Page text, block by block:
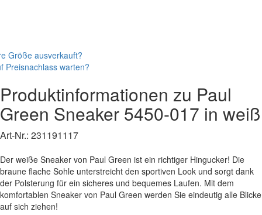
Größe ausverkauft?
Preisnachlass warten?
Produktinformationen zu Paul
Green Sneaker 5450-017 in weiß
Art-Nr.: 231191117
Der weiße Sneaker von Paul Green ist ein richtiger Hingucker! Die
braune flache Sohle unterstreicht den sportiven Look und sorgt dank
der Polsterung für ein sicheres und bequemes Laufen. Mit dem
komfortablen Sneaker von Paul Green werden Sie eindeutig alle Blicke
auf sich ziehen!